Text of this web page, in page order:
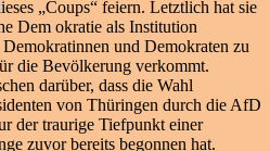
„Coups“ feiern. Letztlich hat sie
Dem okratie als Institution
und Demokraten zu
die Bevölkerung verkommt.
darüber, dass die Wahl
von Thüringen durch die AfD
der traurige Tiefpunkt einer
zuvor bereits begonnen hat.